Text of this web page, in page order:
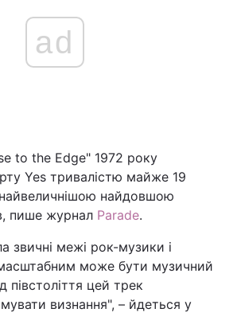
ad
to the Edge" 1972 року
Yes тривалістю майже 19
найдовшою
пише журнал Parade.
звичні межі рок-музики і
може бути музичний
півстоліття цей трек
визнання", – йдеться у